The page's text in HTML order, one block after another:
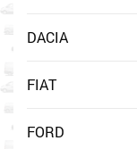
DACIA
FIAT
FORD